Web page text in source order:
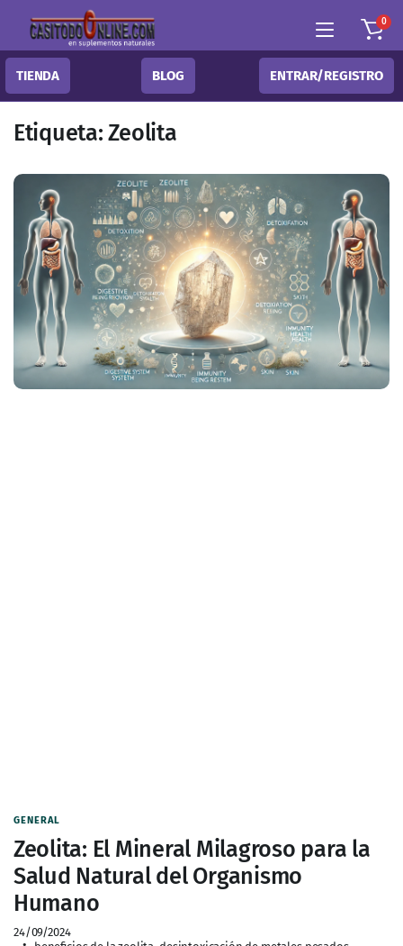
0
TIENDA BLOG ENTRAR/REGISTRO
Etiqueta:Zeolita
GENERAL
Zeolita: El Mineral Milagroso para la
Salud Natural del Organismo
Humano
24/09/2024